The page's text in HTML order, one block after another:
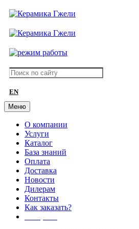
EN
Меню
О компании
Услуги
Каталог
База знаний
Оплата
Доставка
Новости
Дилерам
Контакты
Как заказать?